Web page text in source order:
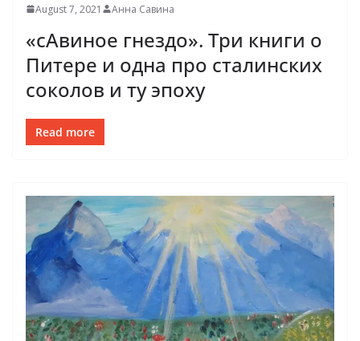
August 7, 2021 Анна Савина
«сАвиное гнездо». Три книги о
Питере и одна про сталинских
соколов и ту эпоху
Read more